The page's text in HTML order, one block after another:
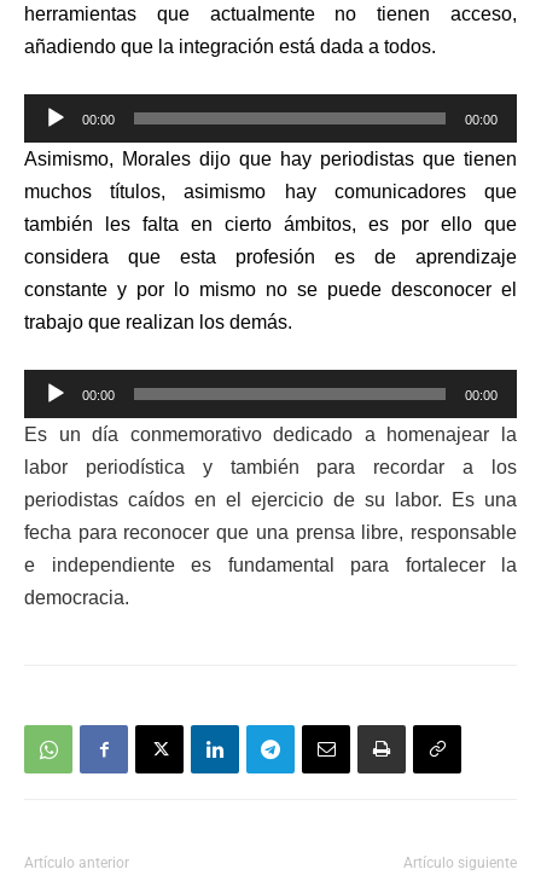
herramientas que actualmente no tienen acceso,
añadiendo que la integración está dada a todos.
Reproductor
de
audio
00:00 00:00
Asimismo, Morales dijo que hay periodistas que tienen
muchos títulos, asimismo hay comunicadores que
también les falta en cierto ámbitos, es por ello que
considera que esta profesión es de aprendizaje
constante y por lo mismo no se puede desconocer el
trabajo que realizan los demás.
Reproductor
de
audio
00:00 00:00
Es un día conmemorativo dedicado a homenajear la
labor periodística y también para recordar a los
periodistas caídos en el ejercicio de su labor. Es una
fecha para reconocer que una prensa libre, responsable
e independiente es fundamental para fortalecer la
democracia.
Artículo anterior Artículo siguiente